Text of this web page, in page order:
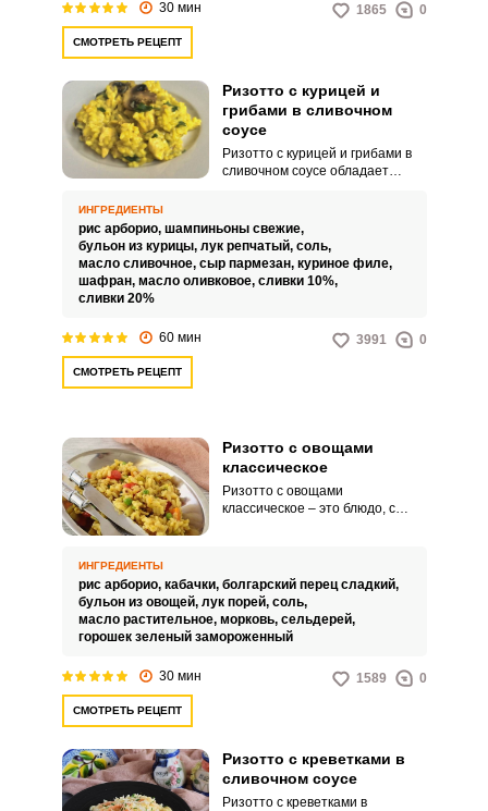
30 мин 1865 0
СМОТРЕТЬ РЕЦЕПТ
Ризотто с курицей и
грибами в сливочном
соусе
Ризотто с курицей и грибами в
сливочном соусе обладает
аромата, можно использовать
лесные грибы.
ИНГРЕДИЕНТЫ
рис арборио, шампиньоны свежие,
бульон из курицы, лук репчатый, соль,
масло сливочное, сыр пармезан, куриное филе,
шафран, масло оливковое, сливки 10%,
сливки 20%
60 мин 3991 0
СМОТРЕТЬ РЕЦЕПТ
Ризотто с овощами
классическое
Ризотто с овощами
классическое – это блюдо, с
этот рецепт идеально впишется
в ваш рацион.
ИНГРЕДИЕНТЫ
рис арборио, кабачки, болгарский перец сладкий,
бульон из овощей, лук порей, соль,
масло растительное, морковь, сельдерей,
горошек зеленый замороженный
30 мин 1589 0
СМОТРЕТЬ РЕЦЕПТ
Ризотто с креветками в
сливочном соусе
Ризотто с креветками в